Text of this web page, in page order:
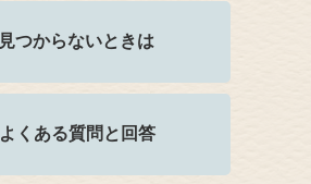
見つからないときは
よくある質問と回答